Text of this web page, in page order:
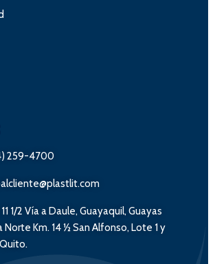
259-4700
1/2 Vía a Daule, Guayaquil, Guayas
Norte Km. 14 ½ San Alfonso, Lote 1 y